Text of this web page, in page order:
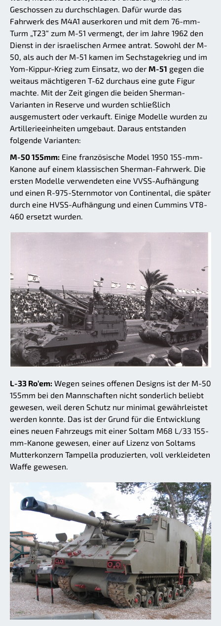
Geschossen zu durchschlagen. Dafür wurde das
Fahrwerk des M4A1 auserkoren und mit dem 76-mm-
Turm „T23“ zum M-51 vermengt, der im Jahre 1962 den
Dienst in der israelischen Armee antrat. Sowohl der M-
50, als auch der M-51 kamen im Sechstagekrieg und im
Yom-Kippur-Krieg zum Einsatz, wo der M-51 gegen die
weitaus mächtigeren T-62 durchaus eine gute Figur
machte. Mit der Zeit gingen die beiden Sherman-
Varianten in Reserve und wurden schließlich
ausgemustert oder verkauft. Einige Modelle wurden zu
Artillerieeinheiten umgebaut. Daraus entstanden
folgende Varianten:
M-50 155mm: Eine französische Model 1950 155-mm-
Kanone auf einem klassischen Sherman-Fahrwerk. Die
ersten Modelle verwendeten eine VVSS-Aufhängung
und einen R-975-Sternmotor von Continental, die später
durch eine HVSS-Aufhängung und einen Cummins VT8-
460 ersetzt wurden.
L-33 Ro’em: Wegen seines offenen Designs ist der M-50
155mm bei den Mannschaften nicht sonderlich beliebt
gewesen, weil deren Schutz nur minimal gewährleistet
werden konnte. Das ist der Grund für die Entwicklung
eines neuen Fahrzeugs mit einer Soltam M68 L/33 155-
mm-Kanone gewesen, einer auf Lizenz von Soltams
Mutterkonzern Tampella produzierten, voll verkleideten
Waffe gewesen.